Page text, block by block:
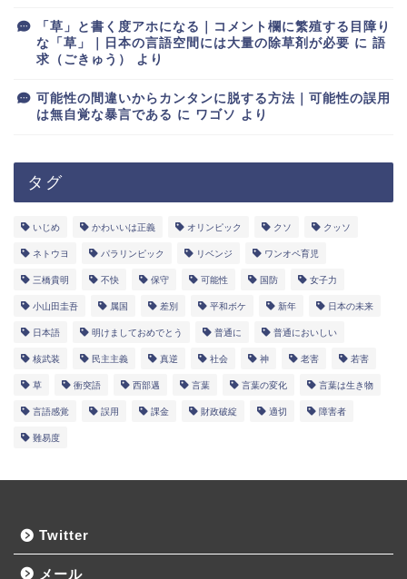
「草」と書く度アホになる｜コメント欄に繁殖する目障り
な「草」｜日本の言語空間には大量の除草剤が必要 に 語
求（ごきゅう）
より
可能性の間違いからカンタンに脱する方法｜可能性の誤用
は無自覚な暴言である に ワゴソ より
タグ
いじめ かわいいは正義 オリンピック クソ クッソ
ネトウヨ パラリンピック リベンジ ワンオペ育児
三橋貴明 不快 保守 可能性 国防 女子力
小山田圭吾 属国 差別 平和ボケ 新年 日本の未来
日本語 明けましておめでとう 普通に 普通においしい
核武装 民主主義 真逆 社会 神 老害 若害
草 衝突語 西部邁 言葉 言葉の変化 言葉は生き物
言語感覚 誤用 課金 財政破綻 適切 障害者
難易度
Twitter
メール